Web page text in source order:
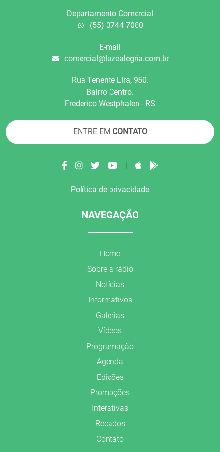
Departamento Comercial
(55) 3744 7080
E-mail
comercial@luzealegria.com.br
Rua Tenente Líra, 950.
Bairro Centro.
Frederico Westphalen - RS
ENTRE EM CONTATO
Política de privacidade
NAVEGAÇÃO
Home
Sobre a rádio
Notícias
Informativos
Galerias
Vídeos
Programação
Agenda
Edições
Promoções
Interativas
Recados
Contato